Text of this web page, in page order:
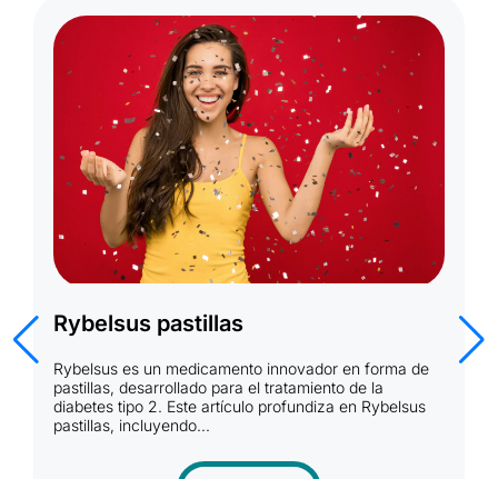
Rybelsus pastillas
Rybelsus es un medicamento innovador en forma de
pastillas, desarrollado para el tratamiento de la
diabetes tipo 2. Este artículo profundiza en Rybelsus
pastillas, incluyendo...